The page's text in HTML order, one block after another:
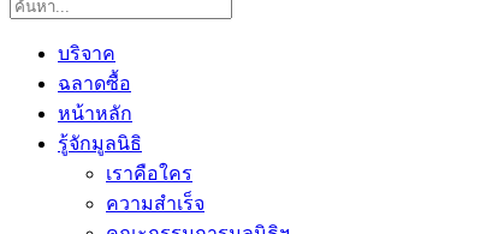
บริจาค
ฉลาดซื้อ
หน้าหลัก
รู้จักมูลนิธิ
เราคือใคร
ความสำเร็จ